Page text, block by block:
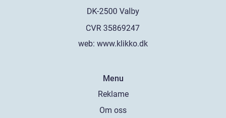
web: www.klikko.dk
Menu
Reklame
Om oss